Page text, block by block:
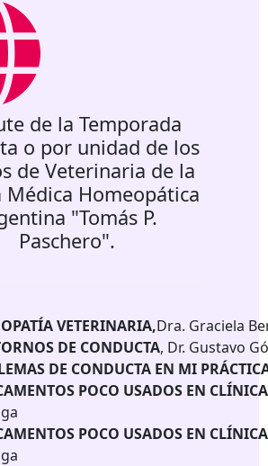
de la Temporada
o por unidad de los
de Veterinaria de la
Médica Homeopática
"Tomás P.
Paschero".
VETERINARIA,Dra. Graciela
DE CONDUCTA, Dr. Gustavo
DE CONDUCTA EN MI
POCO USADOS EN
POCO USADOS EN